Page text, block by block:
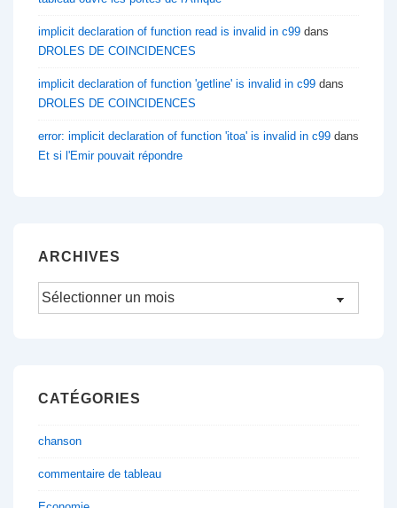
implicit declaration of function read is invalid in c99 dans
DROLES DE COINCIDENCES
implicit declaration of function 'getline' is invalid in c99 dans
DROLES DE COINCIDENCES
error: implicit declaration of function 'itoa' is invalid in c99 dans
Et si l'Emir pouvait répondre
ARCHIVES
Archives
CATÉGORIES
chanson
commentaire de tableau